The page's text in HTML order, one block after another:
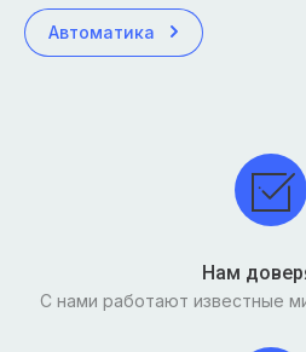
Автоматика
Нам
С нами работают известные